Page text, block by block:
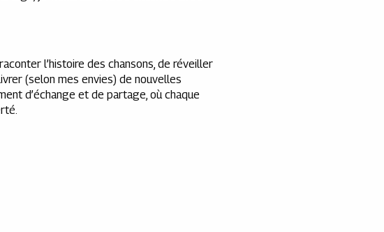
l’histoire des chansons, de réveiller
(selon mes envies) de nouvelles
d’échange et de partage, où chaque